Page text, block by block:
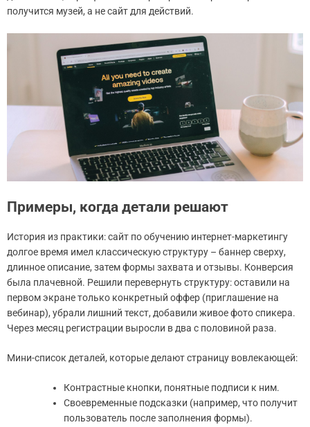
получится музей, а не сайт для действий.
Примеры, когда детали решают
История из практики: сайт по обучению интернет-маркетингу
долгое время имел классическую структуру – баннер сверху,
длинное описание, затем формы захвата и отзывы. Конверсия
была плачевной. Решили перевернуть структуру: оставили на
первом экране только конкретный оффер (приглашение на
вебинар), убрали лишний текст, добавили живое фото спикера.
Через месяц регистрации выросли в два с половиной раза.
Мини-список деталей, которые делают страницу вовлекающей:
Контрастные кнопки, понятные подписи к ним.
Своевременные подсказки (например, что получит
пользователь после заполнения формы).